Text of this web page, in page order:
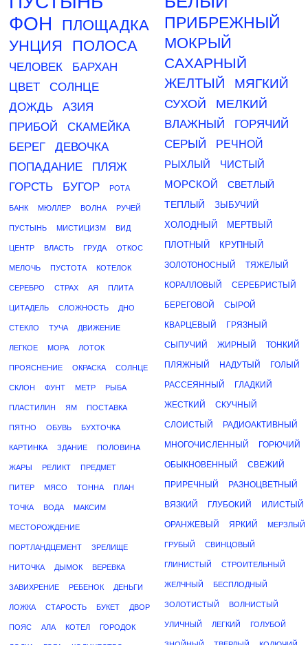
ФОН
ПЛОЩАДКА
УНЦИЯ
ПОЛОСА
ЧЕЛОВЕК
БАРХАН
ЦВЕТ
СОЛНЦЕ
ДОЖДЬ
АЗИЯ
ПРИБОЙ
СКАМЕЙКА
БЕРЕГ
ДЕВОЧКА
ПОПАДАНИЕ
ПЛЯЖ
ГОРСТЬ
БУГОР РОТА
БАНК МЮЛЛЕР ВОЛНА РУЧЕЙ
ПУСТЫНЬ МИСТИЦИЗМ ВИД
ЦЕНТР ВЛАСТЬ ГРУДА ОТКОС
МЕЛОЧЬ ПУСТОТА КОТЕЛОК
СЕРЕБРО СТРАХ АЯ ПЛИТА
ЦИТАДЕЛЬ СЛОЖНОСТЬ ДНО
СТЕКЛО ТУЧА ДВИЖЕНИЕ
ЛЕГКОЕ МОРА ЛОТОК
ПРОЯСНЕНИЕ ОКРАСКА СОЛНЦЕ
СКЛОН ФУНТ МЕТР РЫБА
ПЛАСТИЛИН ЯМ ПОСТАВКА
ПЯТНО ОБУВЬ БУХТОЧКА
КАРТИНКА ЗДАНИЕ ПОЛОВИНА
ЖАРЫ РЕЛИКТ ПРЕДМЕТ
ПИТЕР МЯСО ТОННА ПЛАН
ТОЧКА ВОДА МАКСИМ
МЕСТОРОЖДЕНИЕ
ПОРТЛАНДЦЕМЕНТ ЗРЕЛИЩЕ
НИТОЧКА ДЫМОК ВЕРЕВКА
ЗАВИХРЕНИЕ РЕБЕНОК ДЕНЬГИ
ЛОЖКА СТАРОСТЬ БУКЕТ ДВОР
ПОЯС АЛА КОТЕЛ ГОРОДОК
ПРИБРЕЖНЫЙ
МОКРЫЙ
САХАРНЫЙ
ЖЕЛТЫЙ МЯГКИЙ
СУХОЙ МЕЛКИЙ
ВЛАЖНЫЙ
ГОРЯЧИЙ
СЕРЫЙ
РЕЧНОЙ
РЫХЛЫЙ
ЧИСТЫЙ
МОРСКОЙ
СВЕТЛЫЙ
ТЕПЛЫЙ
ЗЫБУЧИЙ
ХОЛОДНЫЙ
МЕРТВЫЙ
ПЛОТНЫЙ
КРУПНЫЙ
ЗОЛОТОНОСНЫЙ ТЯЖЕЛЫЙ
КОРАЛЛОВЫЙ СЕРЕБРИСТЫЙ
БЕРЕГОВОЙ СЫРОЙ
КВАРЦЕВЫЙ ГРЯЗНЫЙ
СЫПУЧИЙ ЖИРНЫЙ ТОНКИЙ
ПЛЯЖНЫЙ НАДУТЫЙ ГОЛЫЙ
РАССЕЯННЫЙ ГЛАДКИЙ
ЖЕСТКИЙ СКУЧНЫЙ
СЛОИСТЫЙ РАДИОАКТИВНЫЙ
МНОГОЧИСЛЕННЫЙ ГОРЮЧИЙ
ОБЫКНОВЕННЫЙ СВЕЖИЙ
ПРИРЕЧНЫЙ РАЗНОЦВЕТНЫЙ
ВЯЗКИЙ ГЛУБОКИЙ ИЛИСТЫЙ
ОРАНЖЕВЫЙ ЯРКИЙ МЕРЗЛЫЙ
ГРУБЫЙ СВИНЦОВЫЙ
ГЛИНИСТЫЙ СТРОИТЕЛЬНЫЙ
ЖЕЛЧНЫЙ БЕСПЛОДНЫЙ
ЗОЛОТИСТЫЙ ВОЛНИСТЫЙ
УЛИЧНЫЙ ЛЕГКИЙ ГОЛУБОЙ